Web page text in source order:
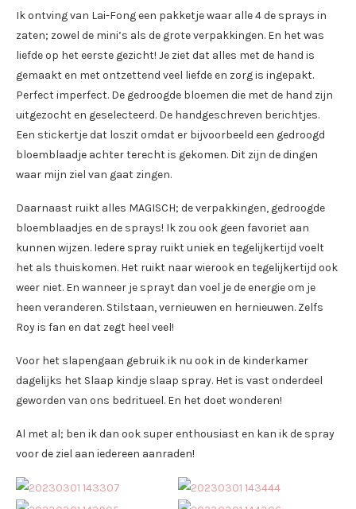
Ik ontving van Lai-Fong een pakketje waar alle 4 de sprays in
zaten; zowel de mini’s als de grote verpakkingen. En het was
liefde op het eerste gezicht! Je ziet dat alles met de hand is
gemaakt en met ontzettend veel liefde en zorg is ingepakt.
Perfect imperfect. De gedroogde bloemen die met de hand zijn
uitgezocht en geselecteerd. De handgeschreven berichtjes.
Een stickertje dat loszit omdat er bijvoorbeeld een gedroogd
bloemblaadje achter terecht is gekomen. Dit zijn de dingen
waar mijn ziel van gaat zingen.
Daarnaast ruikt alles MAGISCH; de verpakkingen, gedroogde
bloemblaadjes en de sprays! Ik zou ook geen favoriet aan
kunnen wijzen. Iedere spray ruikt uniek en tegelijkertijd voelt
het als thuiskomen. Het ruikt naar wierook en tegelijkertijd ook
weer niet. En wanneer je sprayt dan voel je de energie om je
heen veranderen. Stilstaan, vernieuwen en hernieuwen. Zelfs
Roy is fan en dat zegt heel veel!
Voor het slapengaan gebruik ik nu ook in de kinderkamer
dagelijks het Slaap kindje slaap spray. Het is vast onderdeel
geworden van ons bedritueel. En het doet wonderen!
Al met al; ben ik dan ook super enthousiast en kan ik de spray
voor de ziel aan iedereen aanraden!